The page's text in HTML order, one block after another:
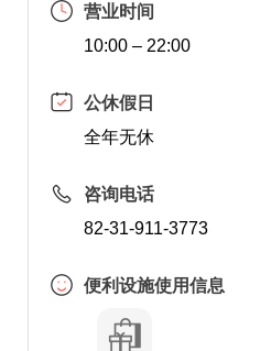
营业时间
10:00 – 22:00
公休假日
全年无休
咨询电话
82-31-911-3773
便利设施使用信息